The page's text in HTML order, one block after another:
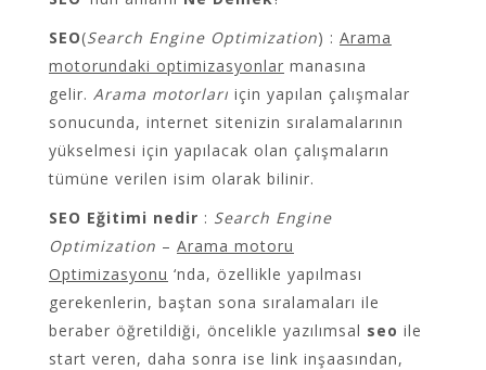
SEO(Search Engine Optimization) : Arama
motorundaki optimizasyonlar manasına
gelir. Arama motorları için yapılan çalışmalar
sonucunda, internet sitenizin sıralamalarının
yükselmesi için yapılacak olan çalışmaların
tümüne verilen isim olarak bilinir.
SEO Eğitimi nedir : Search Engine
Optimization – Arama motoru
Optimizasyonu ‘nda, özellikle yapılması
gerekenlerin, baştan sona sıralamaları ile
beraber öğretildiği, öncelikle yazılımsal seo ile
start veren, daha sonra ise link inşaasından,